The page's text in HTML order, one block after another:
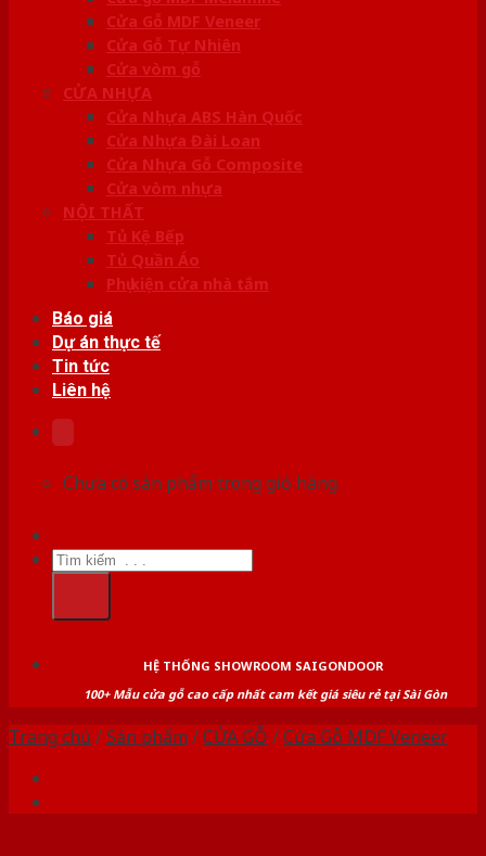
Cửa Gỗ MDF Veneer
Cửa Gỗ Tự Nhiên
Cửa vòm gỗ
CỬA NHỰA
Cửa Nhựa ABS Hàn Quốc
Cửa Nhựa Đài Loan
Cửa Nhựa Gỗ Composite
Cửa vòm nhựa
NỘI THẤT
Tủ Kệ Bếp
Tủ Quần Áo
Phụ kiện cửa nhà tắm
Báo giá
Dự án thực tế
Tin tức
Liên hệ
Chưa có sản phẩm trong giỏ hàng.
Tìm
kiếm:
HỆ THỐNG SHOWROOM SAIGONDOOR
100+ Mẫu cửa gỗ cao cấp nhất cam kết giá siêu rẻ tại Sài Gòn
Trang chủ /Sản phẩm /CỬA GỖ /Cửa Gỗ MDF Veneer